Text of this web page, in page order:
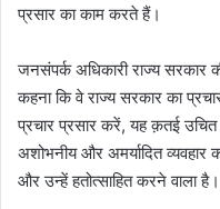
प्रसार का काम करते हैं।
जनसंपर्क अधिकारी राज्य सरकार
कहना कि वे राज्य सरकार का
प्रचार प्रसार करें, यह क़तई
अशोभनीय और अमर्यादित व्यवहार
और उन्हें हतोत्साहित करने वाला है।